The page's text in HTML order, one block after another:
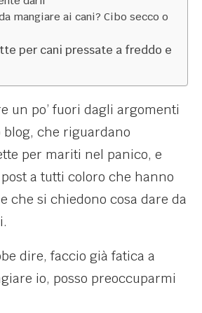
mangiare ai cani? Cibo secco o
per cani pressate a freddo e
un po’ fuori dagli argomenti
che riguardano
per mariti nel panico, e
a tutti coloro che hanno
che si chiedono cosa dare da
dire, faccio già fatica a
io, posso preoccuparmi